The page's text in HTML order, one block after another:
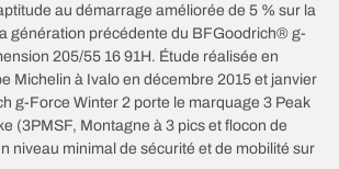
au démarrage améliorée de 5 % sur la
génération précédente du BFGoodrich® g-
205/55 16 91H. Étude réalisée en
Michelin à Ivalo en décembre 2015 et janvier
g-Force Winter 2 porte le marquage 3 Peak
(3PMSF, Montagne à 3 pics et flocon de
niveau minimal de sécurité et de mobilité sur